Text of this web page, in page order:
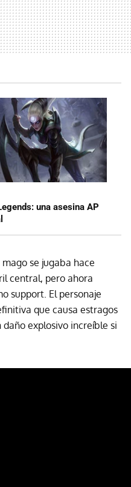
una asesina AP
mago se jugaba hace
central, pero ahora
support. El personaje
que causa estragos
explosivo increíble si